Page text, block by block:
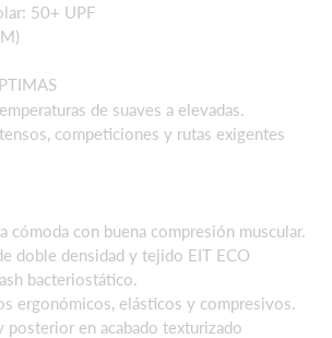
50+ UPF
de suaves a elevadas.
competiciones y rutas exigentes
cómoda con buena compresión muscular.
doble densidad y tejido EIT ECO
bacteriostático.
ergonómicos, elásticos y compresivos.
posterior en acabado texturizado